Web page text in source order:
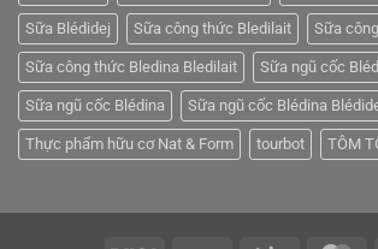
Sữa Blédidej Sữa công thức Bledilait Sữa
Sữa công thức Bledina Bledilait Sữa ngũ cốc
Sữa ngũ cốc Blédina Sữa ngũ cốc Blédina
Thực phẩm hữu cơ Nat & Form tourbot TÔM